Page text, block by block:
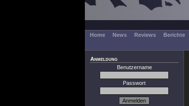
Home News Reviews Berichte
Anmeldung
Benutzername
Passwort